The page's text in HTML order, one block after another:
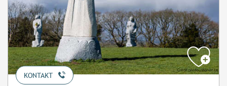
KONTAKT